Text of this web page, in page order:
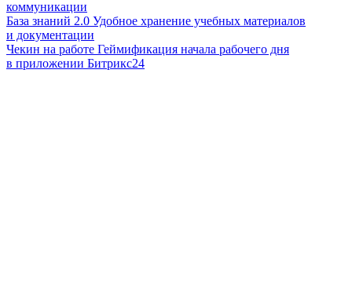
коммуникации
База знаний 2.0 Удобное хранение учебных материалов
и документации
Чекин на работе Геймификация начала рабочего дня
в приложении Битрикс24